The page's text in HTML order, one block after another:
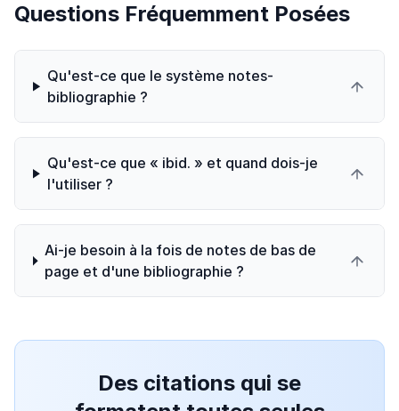
Questions Fréquemment Posées
Qu'est-ce que le système notes-
bibliographie ?
Qu'est-ce que « ibid. » et quand dois-je
l'utiliser ?
Ai-je besoin à la fois de notes de bas de
page et d'une bibliographie ?
Des citations qui se